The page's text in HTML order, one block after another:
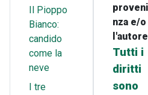
Il Pioppo
Bianco:
candido
come la
neve
I tre
nza e/o
Tutti i
diritti
sono